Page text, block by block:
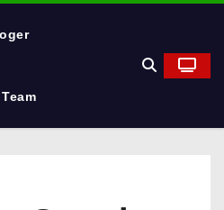
Team